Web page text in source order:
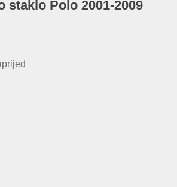
staklo Polo 2001-2009